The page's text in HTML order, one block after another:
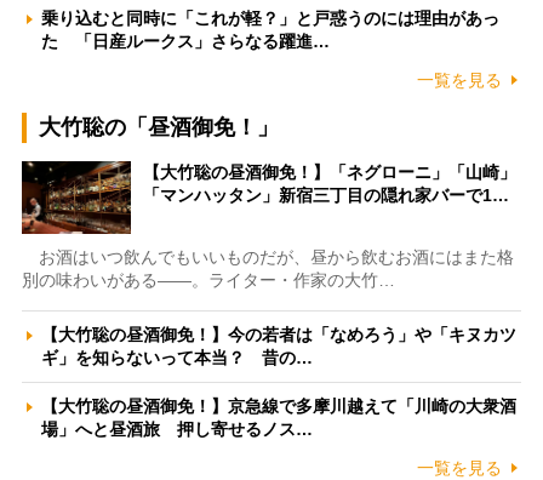
乗り込むと同時に「これが軽？」と戸惑うのには理由があっ
た 「日産ルークス」さらなる躍進…
一覧を見る
大竹聡の「昼酒御免！」
【大竹聡の昼酒御免！】「ネグローニ」「山崎」
「マンハッタン」新宿三丁目の隠れ家バーで1…
お酒はいつ飲んでもいいものだが、昼から飲むお酒にはまた格
別の味わいがある――。ライター・作家の大竹…
【大竹聡の昼酒御免！】今の若者は「なめろう」や「キヌカツ
ギ」を知らないって本当？ 昔の…
【大竹聡の昼酒御免！】京急線で多摩川越えて「川崎の大衆酒
場」へと昼酒旅 押し寄せるノス…
一覧を見る